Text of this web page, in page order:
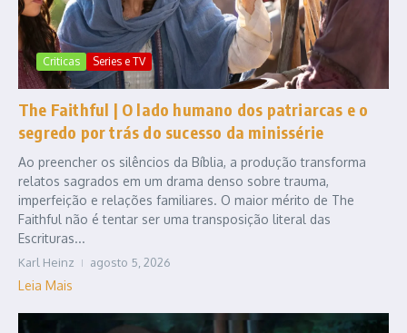
Criticas Series e TV
The Faithful | O lado humano dos patriarcas e o
segredo por trás do sucesso da minissérie
Ao preencher os silêncios da Bíblia, a produção transforma
relatos sagrados em um drama denso sobre trauma,
imperfeição e relações familiares. O maior mérito de The
Faithful não é tentar ser uma transposição literal das
Escrituras...
Karl Heinz agosto 5, 2026
Leia Mais